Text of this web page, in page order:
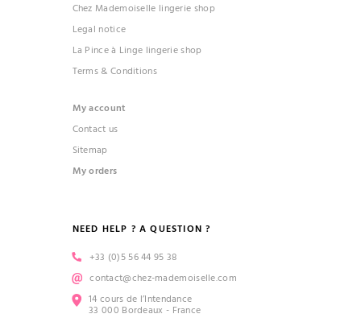
Chez Mademoiselle lingerie shop
Legal notice
La Pince à Linge lingerie shop
Terms & Conditions
My account
Contact us
Sitemap
My orders
NEED HELP ? A QUESTION ?
+33 (0)5 56 44 95 38
contact@chez-mademoiselle.com
14 cours de l’Intendance
33 000 Bordeaux - France